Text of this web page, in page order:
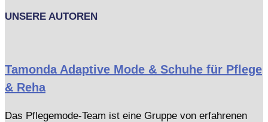
UNSERE AUTOREN
Tamonda Adaptive Mode & Schuhe für Pflege
& Reha
Das Pflegemode-Team ist eine Gruppe von erfahrenen